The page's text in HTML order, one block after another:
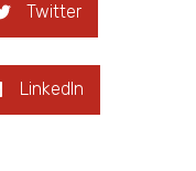
Twitter
LinkedIn